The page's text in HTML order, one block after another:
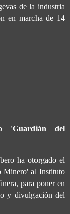
de la industria
en marcha de 14
'Guardián del
ha otorgado el
Minero' al Instituto
para poner en
y divulgación del